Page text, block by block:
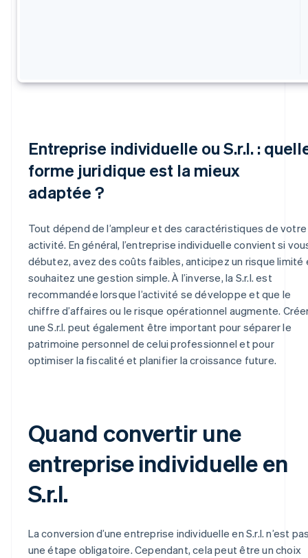
Entreprise individuelle ou S.r.l. :
forme juridique est la mieux
adaptée ?
Tout dépend de l’ampleur et des caractéristiques de votre
activité. En général, l’entreprise individuelle convient si
débutez, avez des coûts faibles, anticipez un risque limité
souhaitez une gestion simple. À l’inverse, la S.r.l. est
recommandée lorsque l’activité se développe et que le
chiffre d’affaires ou le risque opérationnel augmente.
une S.r.l. peut également être important pour séparer le
patrimoine personnel de celui professionnel et pour
optimiser la fiscalité et planifier la croissance future.
Quand convertir une
entreprise individuelle en
S.r.l.
La conversion d’une entreprise individuelle en S.r.l. n’est
une étape obligatoire. Cependant, cela peut être un choix